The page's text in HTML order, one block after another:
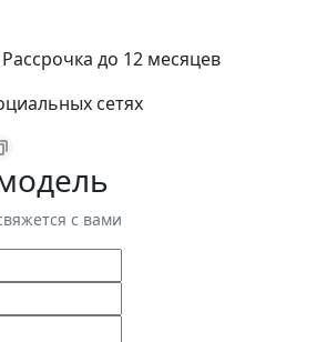
до 12 месяцев
сетях
с вами